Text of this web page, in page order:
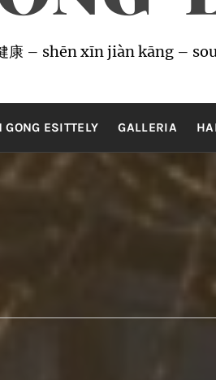
康 – shēn xīn jiàn kāng –
ESITTELY GALLERIA